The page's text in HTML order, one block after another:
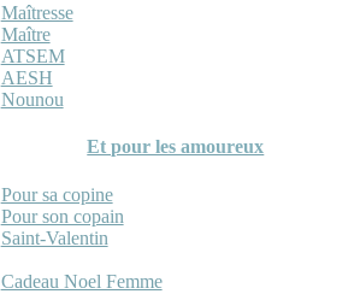
Maîtresse
Maître
ATSEM
AESH
Nounou
Et pour les amoureux
Pour sa copine
Pour son copain
Saint-Valentin
Cadeau Noel Femme